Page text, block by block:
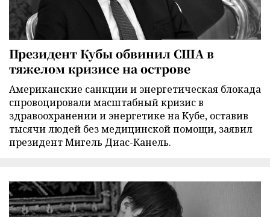
Президент Кубы обвинил США в
тяжелом кризисе на острове
Американские санкции и энергетическая блокада
спровоцировали масштабный кризис в
здравоохранении и энергетике на Кубе, оставив
тысячи людей без медицинской помощи, заявил
президент Мигель Диас-Канель.